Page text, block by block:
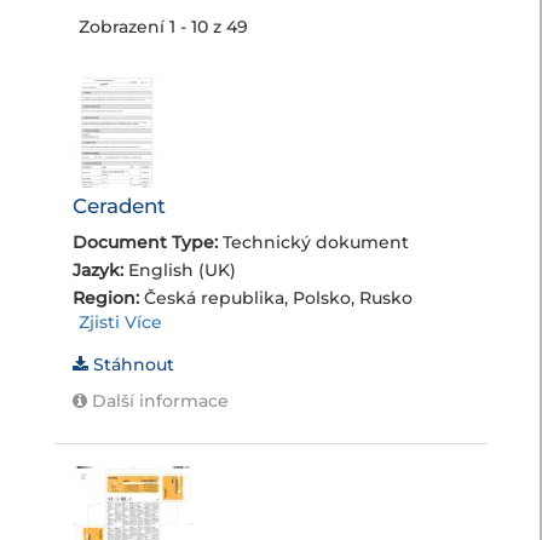
Zobrazení 1 - 10 z 49
Ceradent
Document Type: Technický dokument
Jazyk: English (UK)
Region: Česká republika, Polsko, Rusko
Zjisti Více
Stáhnout
Další informace